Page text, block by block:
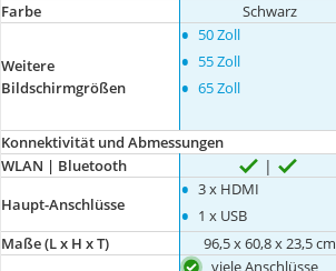
Farbe
Schwarz
Weitere
Bildschirmgrößen
• 50 Zoll
• 55 Zoll
• 65 Zoll
Konnektivität und Abmessungen
WLAN | Bluetooth
Haupt-Anschlüsse
• 3 x HDMI
• 1 x USB
Maße (L x H x T)
96,5 x 60,8 x 23,5 cm
viele Anschlüsse